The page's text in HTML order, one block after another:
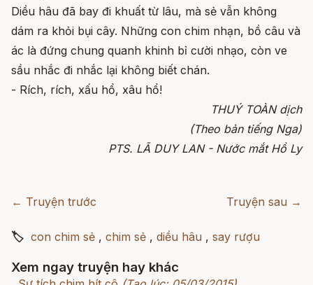
Diều hâu đã bay đi khuất từ lâu, mà sẻ vẫn không
dám ra khỏi bụi cây. Những con chim nhạn, bồ câu và
ác là đứng chung quanh khinh bỉ cười nhạo, còn ve
sầu nhắc đi nhắc lại không biết chán.
- Rích, rích, xấu hổ, xâu hổ!
THUÝ TOÀN dịch
(Theo bản tiếng Nga)
PTS. LÃ DUY LAN - Nước mắt Hồ Ly
← Truyện trước Truyện sau →
🏷 con chim sẻ , chim sẻ , diều hâu , say rượu
Xem ngay truyện hay khác